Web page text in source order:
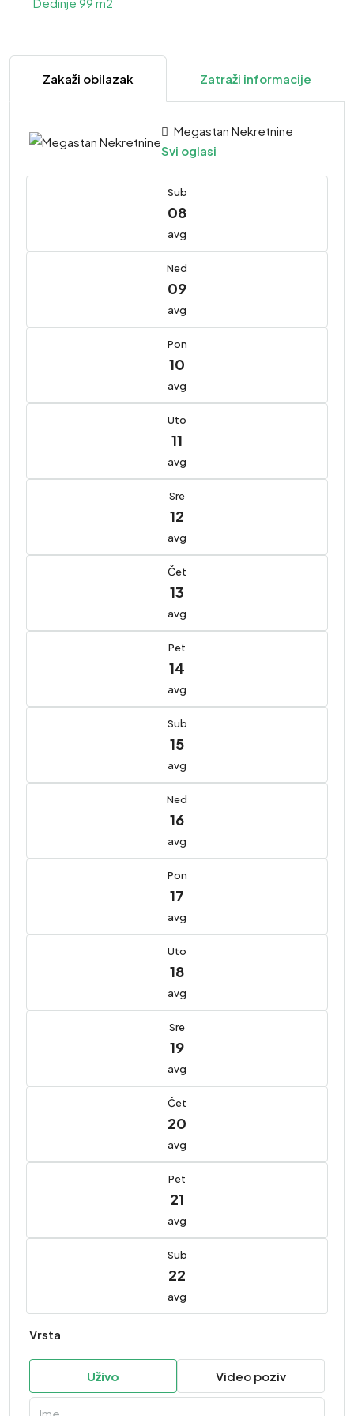
Zakaži obilazak Zatraži informacije
Megastan Nekretnine
Svi oglasi
Sub
08
avg
Ned
09
avg
Pon
10
avg
Uto
11
avg
Sre
12
avg
Čet
13
avg
Pet
14
avg
Sub
15
avg
Ned
16
avg
Pon
17
avg
Uto
18
avg
Sre
19
avg
Čet
20
avg
Pet
21
avg
Sub
22
avg
Vrsta
Uživo Video poziv